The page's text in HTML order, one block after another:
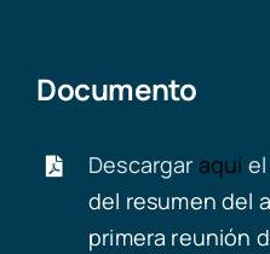
Documento
Descargar aquí
del resumen del
primera reunión